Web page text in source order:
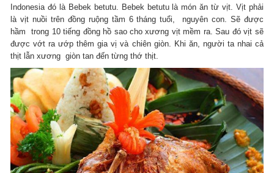
Indonesia đó là Bebek betutu. Bebek betutu là món ăn từ vịt. Vịt phải
là vịt nuồi trên đồng ruộng tầm 6 tháng tuổi, nguyên con. Sẽ được
hầm trong 10 tiếng đồng hồ sao cho xương vịt mềm ra. Sau đó vịt sẽ
được vớt ra ướp thêm gia vị và chiên giòn. Khi ăn, người ta nhai cả
thịt lẫn xương giòn tan đến từng thớ thịt.